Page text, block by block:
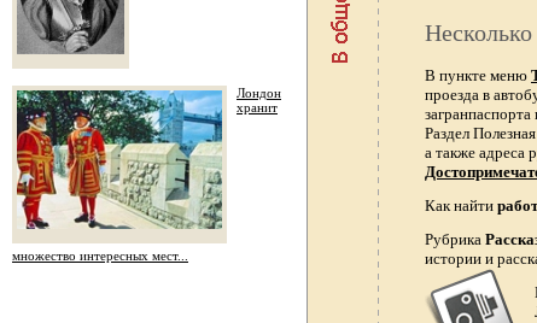
Лондон
хранит
множество интересных мест...
В пункте меню
проезда в
загранпаспорта
Раздел
а также адреса
Как найти
Рубрика
истории и